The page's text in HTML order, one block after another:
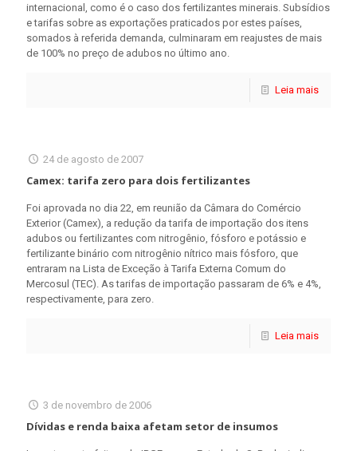
internacional, como é o caso dos fertilizantes minerais. Subsídios
e tarifas sobre as exportações praticados por estes países,
somados à referida demanda, culminaram em reajustes de mais
de 100% no preço de adubos no último ano.
Leia mais
24 de agosto de 2007
Camex: tarifa zero para dois fertilizantes
Foi aprovada no dia 22, em reunião da Câmara do Comércio
Exterior (Camex), a redução da tarifa de importação dos itens
adubos ou fertilizantes com nitrogênio, fósforo e potássio e
fertilizante binário com nitrogênio nítrico mais fósforo, que
entraram na Lista de Exceção à Tarifa Externa Comum do
Mercosul (TEC). As tarifas de importação passaram de 6% e 4%,
respectivamente, para zero.
Leia mais
3 de novembro de 2006
Dívidas e renda baixa afetam setor de insumos